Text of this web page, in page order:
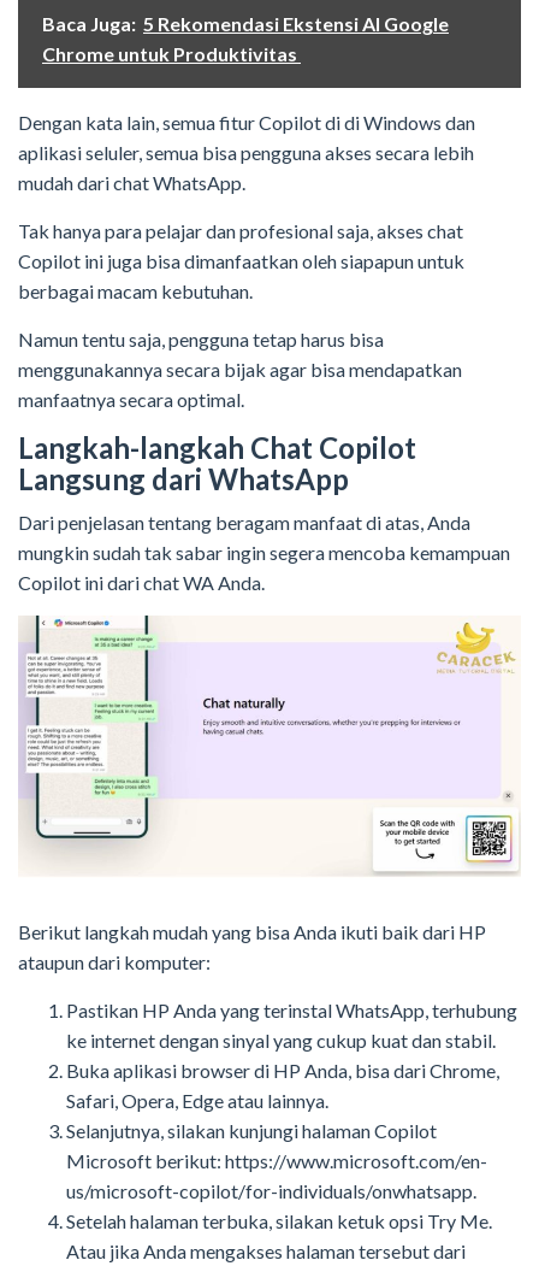
Baca Juga: 5 Rekomendasi Ekstensi AI Google
Chrome untuk Produktivitas
Dengan kata lain, semua fitur Copilot di di Windows dan
aplikasi seluler, semua bisa pengguna akses secara lebih
mudah dari chat WhatsApp.
Tak hanya para pelajar dan profesional saja, akses chat
Copilot ini juga bisa dimanfaatkan oleh siapapun untuk
berbagai macam kebutuhan.
Namun tentu saja, pengguna tetap harus bisa
menggunakannya secara bijak agar bisa mendapatkan
manfaatnya secara optimal.
Langkah-langkah Chat Copilot
Langsung dari WhatsApp
Dari penjelasan tentang beragam manfaat di atas, Anda
mungkin sudah tak sabar ingin segera mencoba kemampuan
Copilot ini dari chat WA Anda.
Berikut langkah mudah yang bisa Anda ikuti baik dari HP
ataupun dari komputer:
Pastikan HP Anda yang terinstal WhatsApp, terhubung
ke internet dengan sinyal yang cukup kuat dan stabil.
Buka aplikasi browser di HP Anda, bisa dari Chrome,
Safari, Opera, Edge atau lainnya.
Selanjutnya, silakan kunjungi halaman Copilot
Microsoft berikut: https://www.microsoft.com/en-
us/microsoft-copilot/for-individuals/onwhatsapp.
Setelah halaman terbuka, silakan ketuk opsi Try Me.
Atau jika Anda mengakses halaman tersebut dari